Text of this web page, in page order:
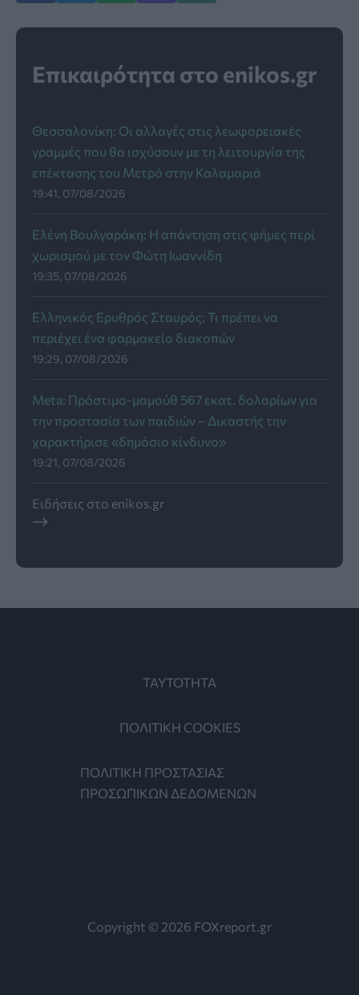
Επικαιρότητα στο enikos.gr
Θεσσαλονίκη: Οι αλλαγές στις λεωφορειακές
γραμμές που θα ισχύσουν με τη λειτουργία της
επέκτασης του Μετρό στην Καλαμαριά
19:41, 07/08/2026
Ελένη Βουλγαράκη: Η απάντηση στις φήμες περί
χωρισμού με τον Φώτη Ιωαννίδη
19:35, 07/08/2026
Ελληνικός Ερυθρός Σταυρός: Τι πρέπει να
περιέχει ένα φαρμακείο διακοπών
19:29, 07/08/2026
Meta: Πρόστιμο-μαμούθ 567 εκατ. δολαρίων για
την προστασία των παιδιών – Δικαστής την
χαρακτήρισε «δημόσιο κίνδυνο»
19:21, 07/08/2026
Ειδήσεις στο enikos.gr
ΤΑΥΤΟΤΗΤΑ
ΠΟΛΙΤΙΚΗ COOKIES
ΠΟΛΙΤΙΚΗ ΠΡΟΣΤΑΣΙΑΣ
ΠΡΟΣΩΠΙΚΩΝ ΔΕΔΟΜΕΝΩΝ
Copyright © 2026 FOXreport.gr